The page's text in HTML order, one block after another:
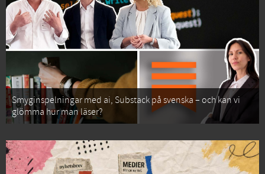
Smyginspelningar med ai, Substack på svenska – och kan vi
glömma hur man läser?